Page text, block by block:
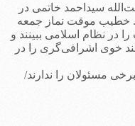
سیداحمد خاتمی در
خطیب موقت نماز جمعه
در نظام اسلامی ببینند و
خوی اشرافی‌گری را در
مسئولان را ندارند/